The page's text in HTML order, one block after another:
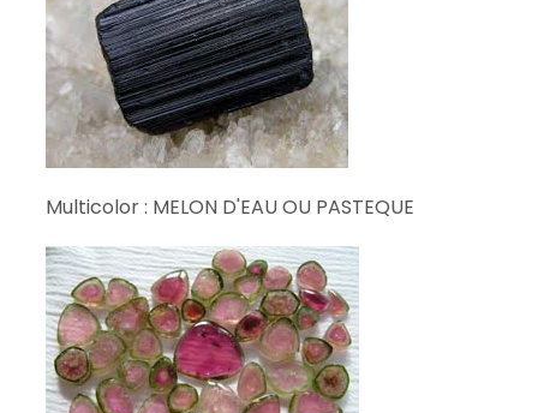
Multicolor : MELON D'EAU OU PASTEQUE